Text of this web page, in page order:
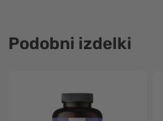
Podobni izdelki